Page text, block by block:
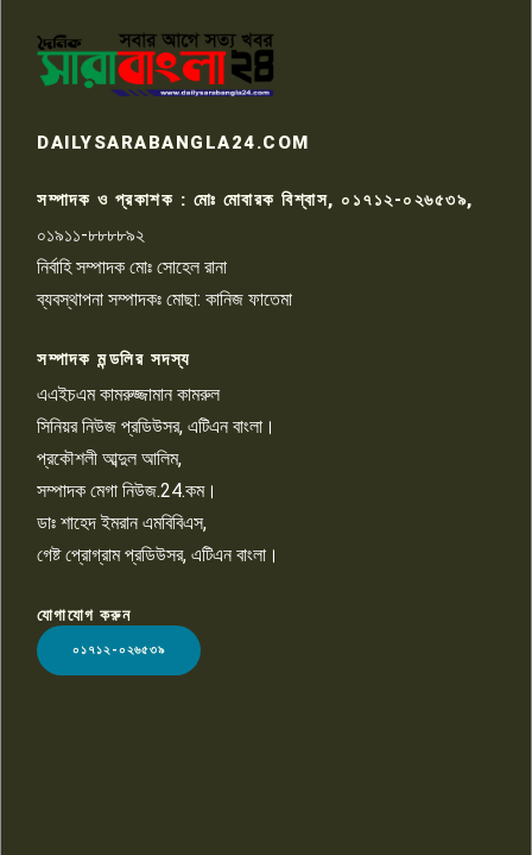
৭
কেটে ঘরে ঢুকে স্কুল শিক্ষিকাকে হত্যা
টয়লেটের ট্যাংকি থেকে লাশ উদ্ধার
রাজশাহীতে সন্ত্রাসী হামলায় গুরুতর
চাঁদাবাজি ও হয়রানির অভিযোগ
১০
LOGO
DAILYSARABANGLA24.COM
সম্পাদক ও প্রকাশক : মোঃ মোবারক বিশ্বাস, ০১৭১২-০২৬৫৩৯,
০১৯১১-৮৮৮৮৯২
নির্বাহি সম্পাদক মোঃ সোহেল রানা
ব্যবস্থাপনা সম্পাদকঃ মোছা: কানিজ ফাতেমা
সম্পাদক মন্ডলির সদস্য
এএইচএম কামরুজ্জামান কামরুল
সিনিয়র নিউজ প্রডিউসর, এটিএন বাংলা।
প্রকৌশলী আব্দুল আলিম,
সম্পাদক মেগা নিউজ.24.কম।
ডাঃ শাহেদ ইমরান এমবিবিএস,
গেষ্ট প্রোগ্রাম প্রডিউসর, এটিএন বাংলা।
যোগাযোগ করুন
০১৭১২-০২৬৫৩৯